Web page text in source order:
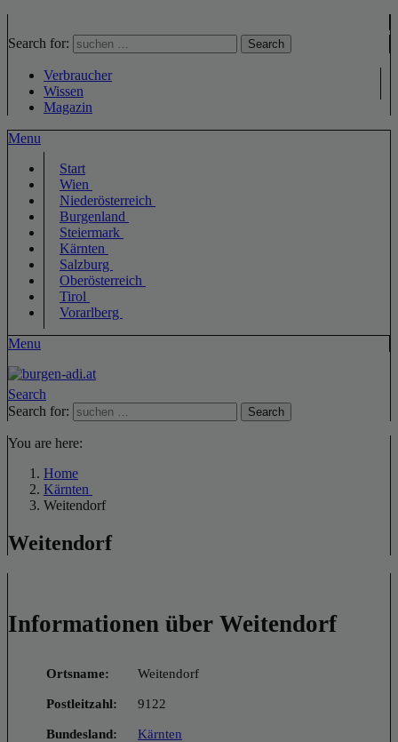
Search for: Search
Verbraucher
Wissen
Magazin
Menu
Start
Wien
Niederösterreich
Burgenland
Steiermark
Kärnten
Salzburg
Oberösterreich
Tirol
Vorarlberg
Menu
Search
Search for:
Search
You are here:
Home
Kärnten
Weitendorf
Weitendorf
Informationen über Weitendorf
Ortsname: Weitendorf
Postleitzahl: 9122
Bundesland: Kärnten